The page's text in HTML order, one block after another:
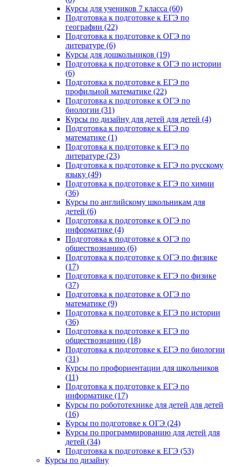
Курсы для учеников 7 класса (60)
Подготовка к подготовке к ЕГЭ по
географии (22)
Подготовка к подготовке к ОГЭ по
литературе (6)
Курсы для дошкольников (19)
Подготовка к подготовке к ОГЭ по истории
(6)
Подготовка к подготовке к ЕГЭ по
профильной математике (22)
Подготовка к подготовке к ОГЭ по
биологии (31)
Курсы по дизайну для детей для детей (4)
Подготовка к подготовке к ЕГЭ по
математике (1)
Подготовка к подготовке к ЕГЭ по
литературе (23)
Подготовка к подготовке к ЕГЭ по русскому
языку (49)
Подготовка к подготовке к ЕГЭ по химии
(36)
Курсы по английскому школьникам для
детей (6)
Подготовка к подготовке к ОГЭ по
информатике (4)
Подготовка к подготовке к ОГЭ по
обществознанию (6)
Подготовка к подготовке к ОГЭ по физике
(17)
Подготовка к подготовке к ЕГЭ по физике
(37)
Подготовка к подготовке к ОГЭ по
математике (9)
Подготовка к подготовке к ЕГЭ по истории
(36)
Подготовка к подготовке к ЕГЭ по
обществознанию (18)
Подготовка к подготовке к ЕГЭ по биологии
(31)
Курсы по профориентации для школьников
(11)
Подготовка к подготовке к ЕГЭ по
информатике (17)
Курсы по робототехнике для детей для детей
(16)
Курсы по подготовке к ОГЭ (24)
Курсы по программированию для детей для
детей (34)
Подготовка к подготовке к ЕГЭ (53)
Курсы по дизайну